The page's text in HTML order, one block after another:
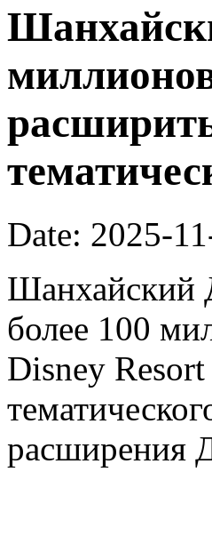
Date: 2025-
Шанхайский
более 100
Disney Resort
расширения